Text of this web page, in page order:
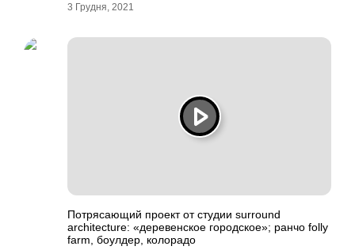
3 Грудня, 2021
Потрясающий проект от студии surround
architecture: «деревенское городское»; ранчо folly
farm, боулдер, колорадо